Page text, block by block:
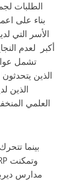
الطلبات
بناء على
الأسر التي
أكبر لعدم
تشمل
الذين
الذين
العلمي
بينما
مدارس